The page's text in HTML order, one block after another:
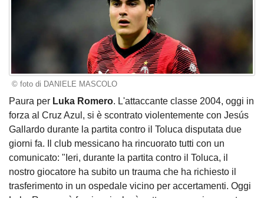
© foto di DANIELE MASCOLO
Paura per Luka Romero. L'attaccante classe 2004, oggi in
forza al Cruz Azul, si è scontrato violentemente con Jesús
Gallardo durante la partita contro il Toluca disputata due
giorni fa. Il club messicano ha rincuorato tutti con un
comunicato: "Ieri, durante la partita contro il Toluca, il
nostro giocatore ha subito un trauma che ha richiesto il
trasferimento in un ospedale vicino per accertamenti. Oggi